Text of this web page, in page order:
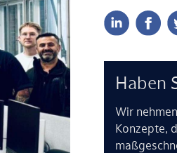
Haben
Wir
Konzepte,